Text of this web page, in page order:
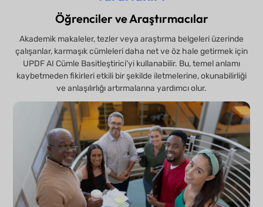
Öğrenciler ve Araştırmacılar
Akademik makaleler, tezler veya araştırma belgeleri üzerinde
çalışanlar, karmaşık cümleleri daha net ve öz hale getirmek için
UPDF AI Cümle Basitleştirici'yi kullanabilir. Bu, temel anlamı
kaybetmeden fikirleri etkili bir şekilde iletmelerine, okunabilirliği
ve anlaşılırlığı artırmalarına yardımcı olur.